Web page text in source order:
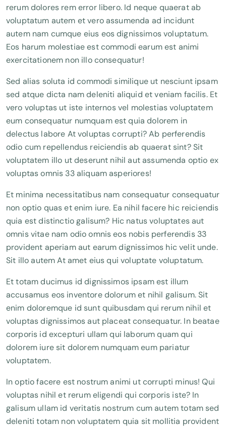
rerum dolores rem error libero. Id neque quaerat ab
voluptatum autem et vero assumenda ad incidunt
autem nam cumque eius eos dignissimos voluptatum.
Eos harum molestiae est commodi earum est animi
exercitationem non illo consequatur!
Sed alias soluta id commodi similique ut nesciunt ipsam
sed atque dicta nam deleniti aliquid et veniam facilis. Et
vero voluptas ut iste internos vel molestias voluptatem
eum consequatur numquam est quia dolorem in
delectus labore At voluptas corrupti? Ab perferendis
odio cum repellendus reiciendis ab quaerat sint? Sit
voluptatem illo ut deserunt nihil aut assumenda optio ex
voluptas omnis 33 aliquam asperiores!
Et minima necessitatibus nam consequatur consequatur
non optio quas et enim iure. Ea nihil facere hic reiciendis
quia est distinctio galisum? Hic natus voluptates aut
omnis vitae nam odio omnis eos nobis perferendis 33
provident aperiam aut earum dignissimos hic velit unde.
Sit illo autem At amet eius qui voluptate voluptatum.
Et totam ducimus id dignissimos ipsam est illum
accusamus eos inventore dolorum et nihil galisum. Sit
enim doloremque id sunt quibusdam qui rerum nihil et
voluptas dignissimos aut placeat consequatur. In beatae
corporis id excepturi ullam qui laborum quam qui
dolorem iure sit dolorem numquam eum pariatur
voluptatem.
In optio facere est nostrum animi ut corrupti minus! Qui
voluptas nihil et rerum eligendi qui corporis iste? In
galisum ullam id veritatis nostrum cum autem totam sed
deleniti totam non voluptatem quia sit mollitia provident